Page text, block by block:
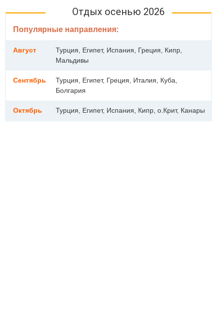
Отдых осенью 2026
Популярные направления:
Август
Турция, Египет, Испания, Греция, Кипр,
Мальдивы
Сентябрь
Турция, Египет, Греция, Италия, Куба,
Болгария
Октябрь Турция, Египет, Испания, Кипр, о.Крит, Канары